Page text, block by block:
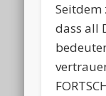
Seitdem
dass all